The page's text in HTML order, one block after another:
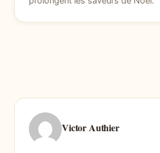
Victor Authier